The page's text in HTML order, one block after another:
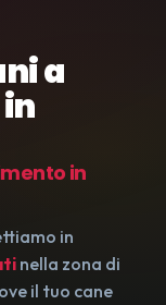
a
in
in
nella zona di
il tuo cane